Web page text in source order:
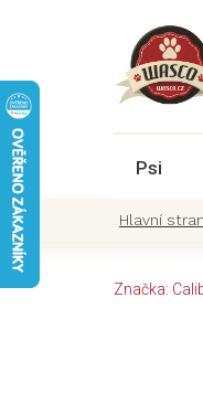
Psi
Značka: